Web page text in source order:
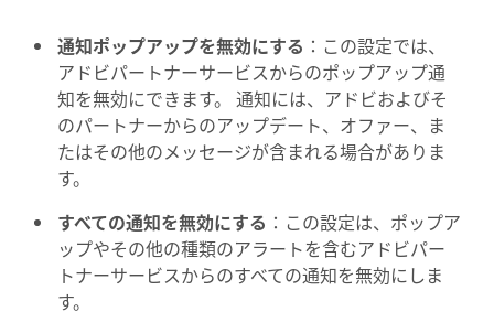
通知ポップアップを無効にする ： この設定では、
アドビパートナーサービスからのポップアップ通
知を無効にできます。 通知には、アドビおよびそ
のパートナーからのアップデート、オファー、ま
たはその他のメッセージが含まれる場合がありま
す。
すべての通知を無効にする ：この設定は、ポップア
ップやその他の種類のアラートを含むアドビパー
トナーサービスからのすべての通知を無効にしま
す。